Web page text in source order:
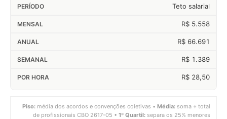
Teto salarial
R$ 5.558
R$ 66.691
R$ 1.389
R$ 28,50
Piso: média dos acordos e convenções coletivas • Média: soma ÷ total
de profissionais CBO 2617-05 • 1º Quartil: separa os 25% menores